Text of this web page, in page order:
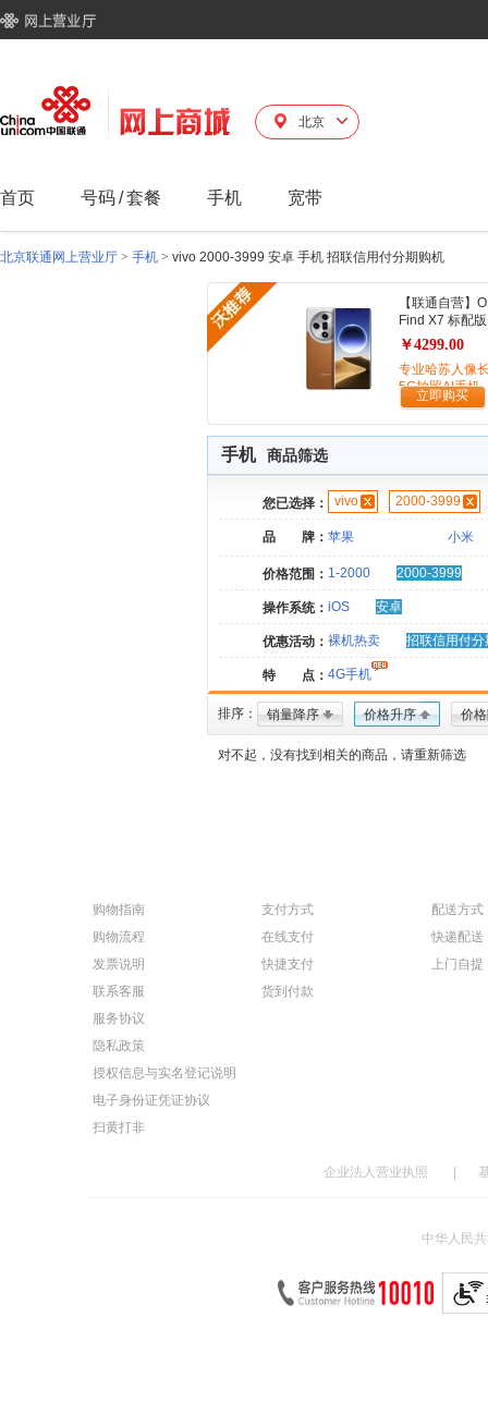
北京
首页 号码/套餐 手机 宽带
北京联通网上营业厅 > 手机 > vivo 2000-3999 安卓 手机 招联信用付分期购机
【联通自营】
Find X7 标配版
￥4299.00
专业哈苏人像
5G拍照AI手机
立即购买
手机 商品筛选
您已选择： vivo 2000-3999
品 牌： 苹果 小米
价格范围： 1-2000 2000-3999
操作系统： iOS 安卓
优惠活动： 裸机热卖 招联信用付分
特 点： 4G手机
排序： 销量降序 价格升序 价
对不起，没有找到相关的商品，请重新筛选
购物指南
购物流程
发票说明
联系客服
服务协议
隐私政策
授权信息与实名登记说明
电子身份证凭证协议
扫黄打非
支付方式
在线支付
快捷支付
货到付款
配送方式
快递配送
上门自提
企业法人营业执照
中华人民